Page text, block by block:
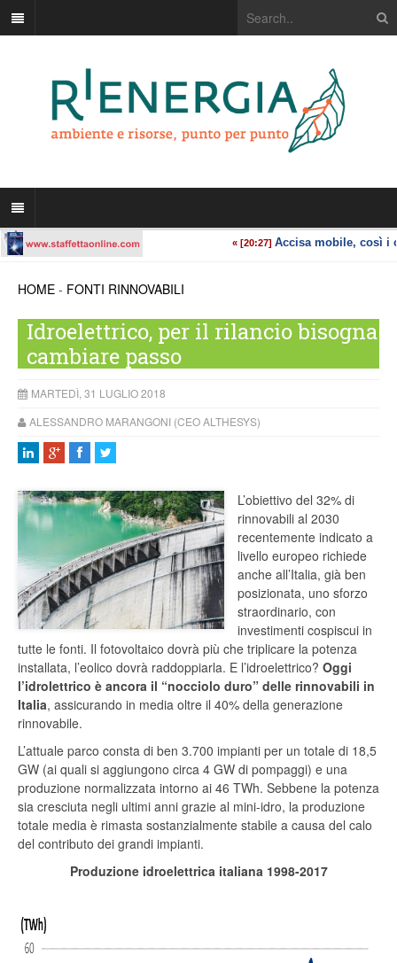
HOME - FONTI RINNOVABILI
Idroelettrico, per il rilancio bisogna
cambiare passo
MARTEDÌ, 31 LUGLIO 2018
ALESSANDRO MARANGONI (CEO ALTHESYS)
L’obiettivo del 32% di
rinnovabili al 2030
recentemente indicato a
livello europeo richiede
anche all’Italia, già ben
posizionata, uno sforzo
straordinario, con
investimenti cospiscui in
tutte le fonti. Il fotovoltaico dovrà più che triplicare la potenza
installata, l’eolico dovrà raddoppiarla. E l’idroelettrico? Oggi
l’idrolettrico è ancora il “nocciolo duro” delle rinnovabili in
Italia, assicurando in media oltre il 40% della generazione
rinnovabile.
L’attuale parco consta di ben 3.700 impianti per un totale di 18,5
GW (ai quali si aggiungono circa 4 GW di pompaggi) e una
produzione normalizzata intorno ai 46 TWh. Sebbene la potenza
sia cresciuta negli ultimi anni grazie al mini-idro, la produzione
totale media è rimasta sostanzialmente stabile a causa del calo
del contributo dei grandi impianti.
Produzione idroelettrica italiana 1998-2017